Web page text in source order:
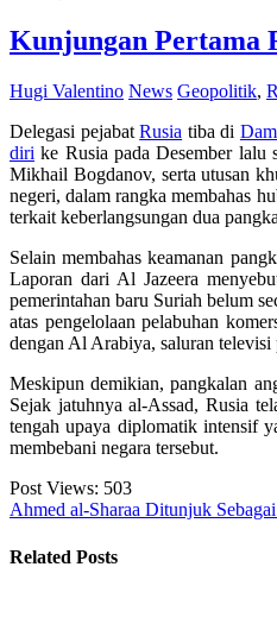
Kunjungan Pertama
Hugi Valentino News Geopolitik,
Delegasi pejabatRusia tiba di
diri ke Rusia pada Desember lalu
Mikhail Bogdanov, serta utusan
negeri, dalam rangka membahas
terkait keberlangsungan dua
Selain membahas keamanan
Laporan dari Al Jazeera
pemerintahan baru Suriah belum
atas pengelolaan pelabuhan
dengan Al Arabiya, saluran televisi
Meskipun demikian, pangkalan
Sejak jatuhnya al-Assad, Rusia
tengah upaya diplomatik intensif
membebani negara tersebut.
Post Views: 503
Ahmed al-Sharaa Ditunjuk
Related Posts